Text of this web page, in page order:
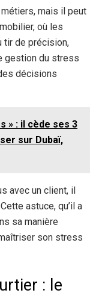
mais il peut
où les
tir de précision,
gestion du stress
décisions
» : il cède ses 3
sur Dubaï,
avec un client, il
astuce, qu’il a
sa manière
son stress
: le